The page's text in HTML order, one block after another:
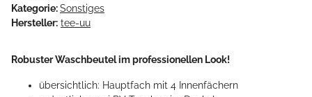
Kategorie:Sonstiges
Hersteller: tee-uu
Robuster Waschbeutel im professionellen Look!
übersichtlich: Hauptfach mit 4 Innenfächern